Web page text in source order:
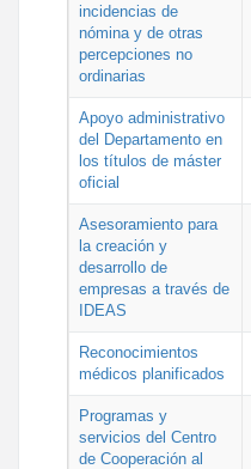
incidencias de
nómina y de otras
percepciones no
ordinarias
Apoyo administrativo
del Departamento en
los títulos de máster
oficial
Asesoramiento para
la creación y
desarrollo de
empresas a través de
IDEAS
Reconocimientos
médicos planificados
Programas y
servicios del Centro
de Cooperación al